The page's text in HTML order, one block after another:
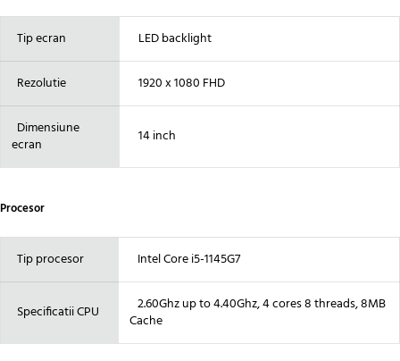
Tip ecran LED backlight
Rezolutie 1920 x 1080 FHD
Dimensiune
ecran
14 inch
Procesor
Tip procesor Intel Core i5-1145G7
Specificatii CPU
2.60Ghz up to 4.40Ghz, 4 cores 8 threads, 8MB
Cache